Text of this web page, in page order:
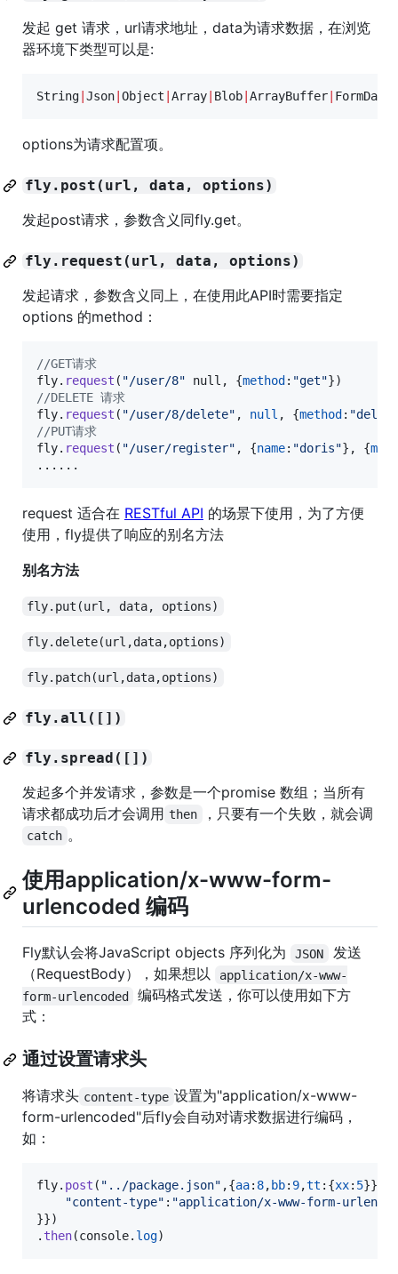
发起 get 请求，url请求地址，data为请求数据，在浏览
器环境下类型可以是:
String Json Object Array Blob ArrayBuffer FormData
options为请求配置项。
fly.post(url, data, options)
发起post请求，参数含义同fly.get。
fly.request(url, data, options)
发起请求，参数含义同上，在使用此API时需要指定
options 的method：
//GET请求
fly. request ( "/user/8" null , {method : "get"})
//DELETE 请求
fly. request ( "/user/8/delete" , null , {method :
//PUT请求
fly. request ( "/user/register" , {name: "doris"} , {
. ... . .
request 适合在 RESTful API 的场景下使用，为了方便
使用，fly提供了响应的别名方法
别名方法
fly.put(url, data, options)
fly.delete(url,data,options)
fly.patch(url,data,options)
fly.all([])
fly.spread([])
发起多个并发请求，参数是一个promise 数组；当所有
请求都成功后才会调用 then ，只要有一个失败，就会调
catch 。
使用application/x-www-form-
urlencoded 编码
Fly默认会将JavaScript objects 序列化为 JSON
发送
（RequestBody），如果想以
application/x-www-
form-urlencoded
编码格式发送，你可以使用如下方
式：
通过设置请求头
将请求头 content-type 设置为"application/x-www-
form-urlencoded"后fly会自动对请求数据进行编码，
如：
fly. post ( "../package.json" ,{aa: 8, bb: 9,tt : {xx: 5}}
"content-type" : "application/x-www-form-
}})
. then(console. log)